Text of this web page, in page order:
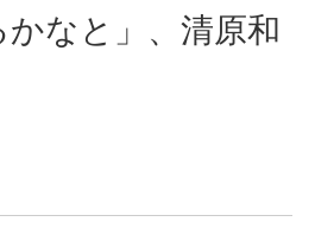
なと」、清原和